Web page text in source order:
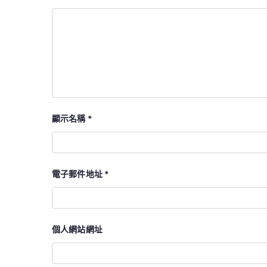
顯示名稱 *
電子郵件地址 *
個人網站網址